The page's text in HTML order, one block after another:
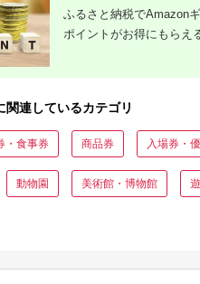
ふるさと納税でAmazon
ポイントがお得にもらえ
関連しているカテゴリ
・食事券 商品券 入場券・
動物園 美術館・博物館